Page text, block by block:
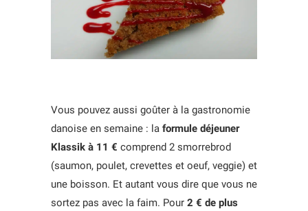
Vous pouvez aussi goûter à la gastronomie
danoise en semaine : la formule déjeuner
Klassik à 11 € comprend 2 smorrebrod
(saumon, poulet, crevettes et oeuf, veggie) et
une boisson. Et autant vous dire que vous ne
sortez pas avec la faim. Pour 2 € de plus